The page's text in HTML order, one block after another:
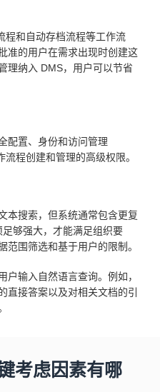
程和自动存档流程等工作流
准的用户在需求出现时创建这
理纳入 DMS，用户可以节省
配置、身份和访问管理
流程创建和管理的高级权限。
本搜索，但系统通常包含更复
够强大，才能满足组织要
范围筛选和基于用户的限制。
户输入自然语言查询。例如，
直接答案以及对相关文档的引
考虑因素有哪